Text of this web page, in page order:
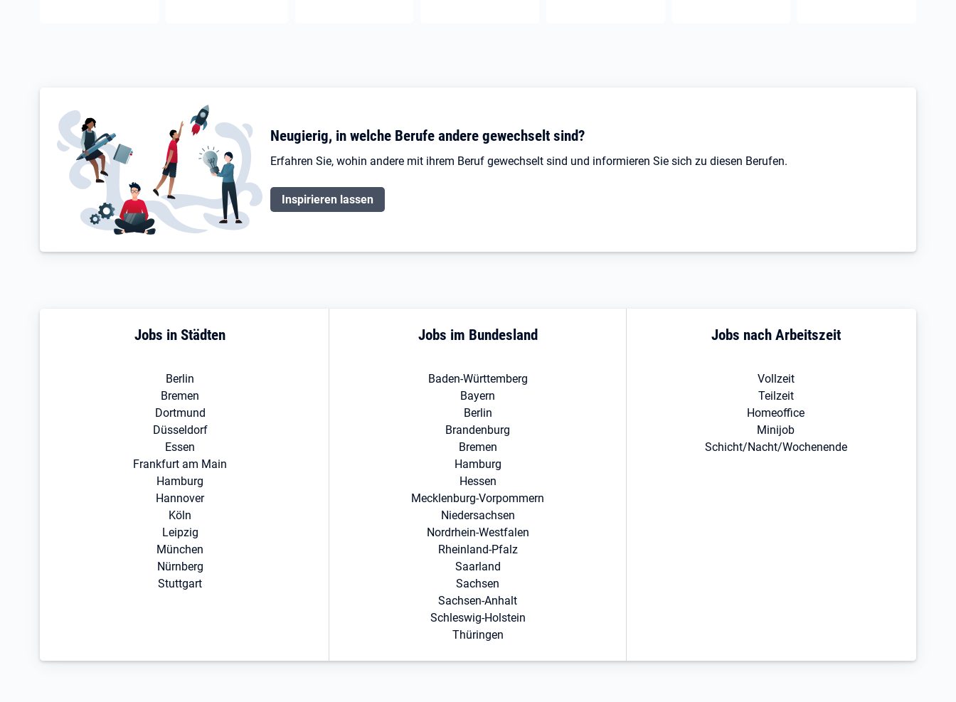
Neugierig, in welche Berufe andere gewechselt sind?
Erfahren Sie, wohin andere mit ihrem Beruf gewechselt sind und informieren Sie sich zu diesen Berufen.
Inspirieren lassen
Jobs in Städten
Berlin
Bremen
Dortmund
Düsseldorf
Essen
Frankfurt am Main
Hamburg
Hannover
Köln
Leipzig
München
Nürnberg
Stuttgart
Jobs im Bundesland
Baden-Württemberg
Bayern
Berlin
Brandenburg
Bremen
Hamburg
Hessen
Mecklenburg-Vorpommern
Niedersachsen
Nordrhein-Westfalen
Rheinland-Pfalz
Saarland
Sachsen
Sachsen-Anhalt
Schleswig-Holstein
Thüringen
Jobs nach Arbeitszeit
Vollzeit
Teilzeit
Homeoffice
Minijob
Schicht/Nacht/Wochenende